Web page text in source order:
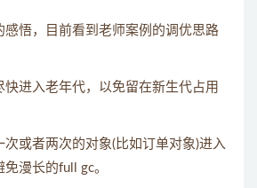
感悟，目前看到老师案例的调优思路
快进入老年代，以免留在新生代占用
次或者两次的对象(比如订单对象)进入
漫长的full gc。